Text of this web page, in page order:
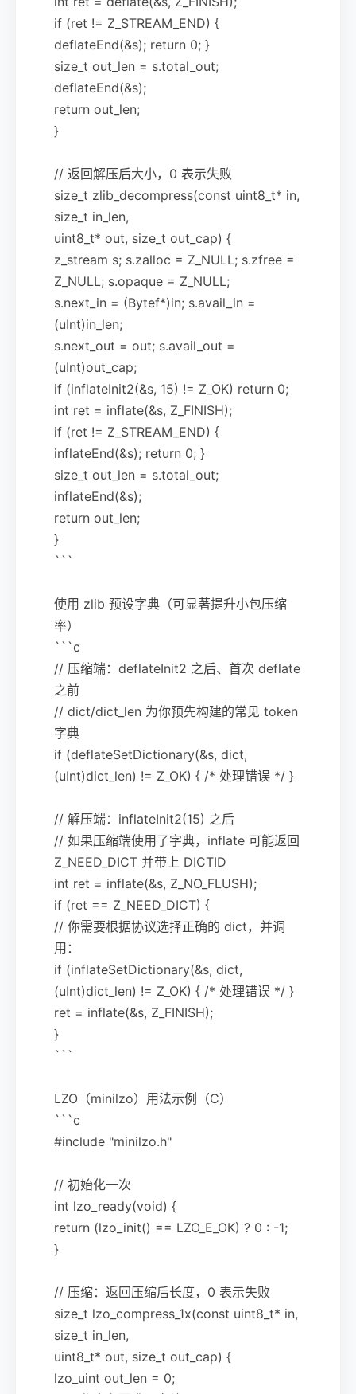
if (ret != Z_STREAM_END) {
deflateEnd(&s); return 0; }
size_t out_len = s.total_out;
deflateEnd(&s);
return out_len;
}
// 返回解压后大小，0 表示失败
size_t zlib_decompress(const uint8_t* in,
size_t in_len,
uint8_t* out, size_t out_cap) {
z_stream s; s.zalloc = Z_NULL; s.zfree =
Z_NULL; s.opaque = Z_NULL;
s.next_in = (Bytef*)in; s.avail_in =
(uInt)in_len;
s.next_out = out; s.avail_out =
(uInt)out_cap;
if (inflateInit2(&s, 15) != Z_OK) return 0;
int ret = inflate(&s, Z_FINISH);
if (ret != Z_STREAM_END) {
inflateEnd(&s); return 0; }
size_t out_len = s.total_out;
inflateEnd(&s);
return out_len;
}
```
使用 zlib 预设字典（可显著提升小包压缩
率）
```c
// 压缩端：deflateInit2 之后、首次 deflate
之前
// dict/dict_len 为你预先构建的常见 token
字典
if (deflateSetDictionary(&s, dict,
(uInt)dict_len) != Z_OK) { /* 处理错误 */ }
// 解压端：inflateInit2(15) 之后
// 如果压缩端使用了字典，inflate 可能返回
Z_NEED_DICT 并带上 DICTID
int ret = inflate(&s, Z_NO_FLUSH);
if (ret == Z_NEED_DICT) {
// 你需要根据协议选择正确的 dict，并调
用：
if (inflateSetDictionary(&s, dict,
(uInt)dict_len) != Z_OK) { /* 处理错误 */ }
ret = inflate(&s, Z_FINISH);
}
```
LZO（minilzo）用法示例（C）
```c
#include "minilzo.h"
// 初始化一次
int lzo_ready(void) {
return (lzo_init() == LZO_E_OK) ? 0 : -1;
}
// 压缩：返回压缩后长度，0 表示失败
size_t lzo_compress_1x(const uint8_t* in,
size_t in_len,
uint8_t* out, size_t out_cap) {
lzo_uint out_len = 0;